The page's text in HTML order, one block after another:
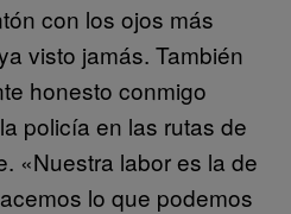
con los ojos más
visto jamás. También
honesto conmigo
policía en las rutas de
«Nuestra labor es la de
lo que podemos